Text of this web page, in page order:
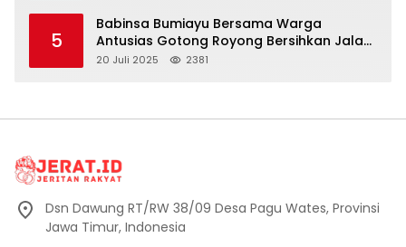
5
Babinsa Bumiayu Bersama Warga
Antusias Gotong Royong Bersihkan Jalan
Dusun Banaran
20 Juli 2025 2381
Dsn Dawung RT/RW 38/09 Desa Pagu Wates, Provinsi
Jawa Timur, Indonesia